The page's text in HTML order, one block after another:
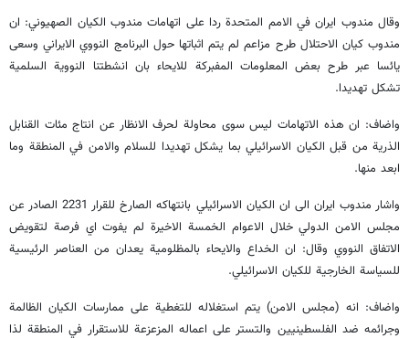
وقال مندوب ايران في الامم المتحدة ردا على اتهامات مندوب الكيان الصهيوني: ان
مندوب كيان الاحتلال طرح مزاعم لم يتم اثباتها حول البرنامج النووي الايراني وسعى
يائسا عبر طرح بعض المعلومات المفبركة للايحاء بان انشطتنا النووية السلمية
تشكل تهديدا.
واضاف: ان هذه الاتهامات ليس سوى محاولة لحرف الانظار عن انتاج مئات القنابل
الذرية من قبل الكيان الاسرائيلي بما يشكل تهديدا للسلام والامن في المنطقة وما
ابعد منها.
واشار مندوب ايران الى ان الكيان الاسرائيلي بانتهاكه الصارخ للقرار 2231 الصادر عن
مجلس الامن الدولي خلال الاعوام الخمسة الاخيرة لم يفوت اي فرصة لتقويض
الاتفاق النووي وقال: ان الخداع والايحاء بالمظلومية يعدان من العناصر الرئيسية
للسياسة الخارجية للكيان الاسرائيلي.
واضاف: انه (مجلس الامن) يتم استغلاله للتغطية على ممارسات الكيان الظالمة
وجرائمه ضد الفلسطينيين والتستر على اعماله المزعزعة للاستقرار في المنطقة لذا